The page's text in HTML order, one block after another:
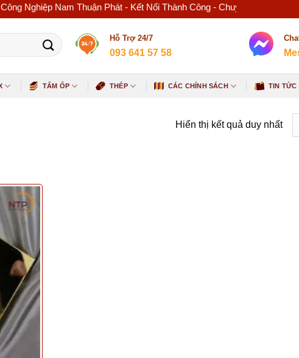
Nghiệp Nam Thuận Phát - Kết Nối Thành Công - Chuyên kinh doanh
Hỗ Trợ 24/7
093 641 57 58
TẤM ỐP THÉP CÁC CHÍNH SÁCH TIN TỨC
Hiển thị kết quả duy nhất